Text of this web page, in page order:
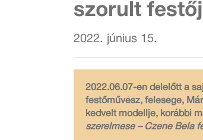
szorult
2022. június 15.
2022.06.07-én délelőtt a
festőművész, felesége,
kedvelt modellje, korábbi
szerelmese – Czene Béla